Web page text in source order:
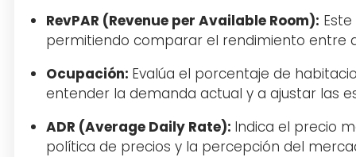
RevPAR (Revenue per Available Room):
permitiendo comparar el rendimiento entre
Ocupación: Evalúa el porcentaje de
entender la demanda actual y a ajustar las
ADR (Average Daily Rate): Indica el precio
política de precios y la percepción del